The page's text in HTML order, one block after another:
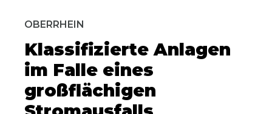
OBERRHEIN
Klassifizierte Anlagen
im Falle eines
großflächigen